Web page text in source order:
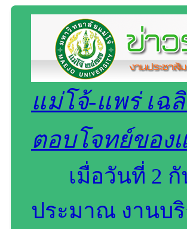
แม่โจ้-แพร่ เฉ
ตอบโจทย์ของ
เมื่อวันที่ 2 กั
ประมาณ งานบ